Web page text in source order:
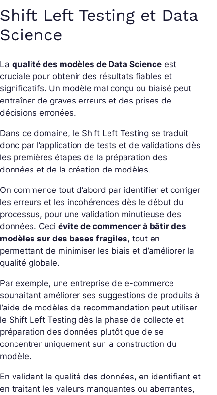
Shift Left Testing et Data
Science
La qualité des modèles de Data Science est
cruciale pour obtenir des résultats fiables et
significatifs. Un modèle mal conçu ou biaisé peut
entraîner de graves erreurs et des prises de
décisions erronées.
Dans ce domaine, le Shift Left Testing se traduit
donc par l’application de tests et de validations dès
les premières étapes de la préparation des
données et de la création de modèles.
On commence tout d’abord par identifier et corriger
les erreurs et les incohérences dès le début du
processus, pour une validation minutieuse des
données. Ceci évite de commencer à bâtir des
modèles sur des bases fragiles, tout en
permettant de minimiser les biais et d’améliorer la
qualité globale.
Par exemple, une entreprise de e-commerce
souhaitant améliorer ses suggestions de produits à
l’aide de modèles de recommandation peut utiliser
le Shift Left Testing dès la phase de collecte et
préparation des données plutôt que de se
concentrer uniquement sur la construction du
modèle.
En validant la qualité des données, en identifiant et
en traitant les valeurs manquantes ou aberrantes,